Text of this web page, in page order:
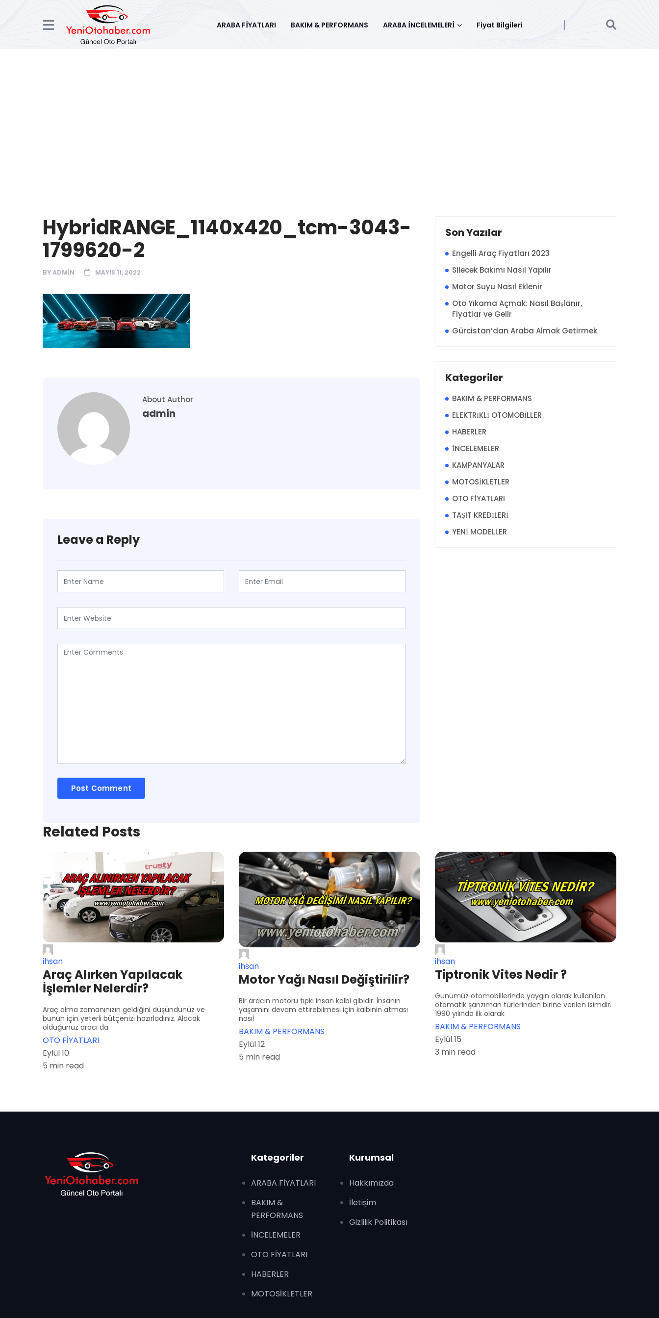
ARABA FİYATLARI BAKIM & PERFORMANS ARABA İNCELEMELERİ Fiyat Bilgileri
HybridRANGE_1140x420_tcm-3043-
1799620-2
BYADMIN MAYIS 11, 2022
About Author
admin
Leave a Reply
Son Yazılar
Engelli Araç Fiyatları 2023
Silecek Bakımı Nasıl Yapılır
Motor Suyu Nasıl Eklenir
Oto Yıkama Açmak: Nasıl Başlanır,
Fiyatlar ve Gelir
Gürcistan’dan Araba Almak Getirmek
Kategoriler
BAKIM & PERFORMANS
ELEKTRİKLİ OTOMOBİLLER
HABERLER
İNCELEMELER
KAMPANYALAR
MOTOSİKLETLER
OTO FİYATLARI
TAŞIT KREDİLERİ
YENİ MODELLER
Related Posts
ihsan
Araç Alırken Yapılacak
İşlemler Nelerdir?
Araç alma zamanınızın geldiğini düşündünüz ve
bunun için yeterli bütçenizi hazırladınız. Alacak
olduğunuz aracı da
OTO FİYATLARI
Eylül 10
5 min read
ihsan
Motor Yağı Nasıl Değiştirilir?
Bir aracın motoru tıpkı insan kalbi gibidir. İnsanın
yaşamını devam ettirebilmesi için kalbinin atması
nasıl
BAKIM & PERFORMANS
Eylül 12
5 min read
ihsan
Tiptronik Vites Nedir ?
Günümüz otomobillerinde yaygın olarak kullanılan
otomatik şanzıman türlerinden birine verilen isimdir.
1990 yılında ilk olarak
BAKIM & PERFORMANS
Eylül 15
3 min read
Kategoriler
ARABA FİYATLARI
BAKIM &
PERFORMANS
İNCELEMELER
OTO FİYATLARI
HABERLER
MOTOSİKLETLER
Kurumsal
Hakkımızda
İletişim
Gizlilik Politikası